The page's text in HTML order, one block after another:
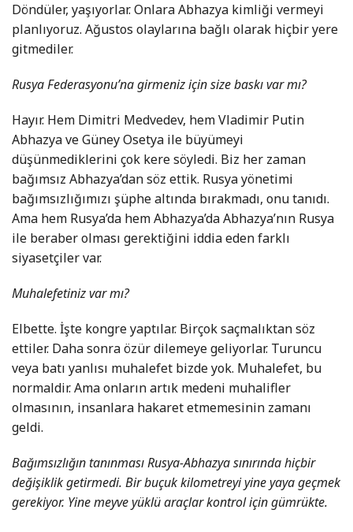
Döndüler, yaşıyorlar. Onlara Abhazya kimliği vermeyi
planlıyoruz. Ağustos olaylarına bağlı olarak hiçbir yere
gitmediler.
Rusya Federasyonu’na girmeniz için size baskı var mı?
Hayır. Hem Dimitri Medvedev, hem Vladimir Putin
Abhazya ve Güney Osetya ile büyümeyi
düşünmediklerini çok kere söyledi. Biz her zaman
bağımsız Abhazya’dan söz ettik. Rusya yönetimi
bağımsızlığımızı şüphe altında bırakmadı, onu tanıdı.
Ama hem Rusya’da hem Abhazya’da Abhazya’nın Rusya
ile beraber olması gerektiğini iddia eden farklı
siyasetçiler var.
Muhalefetiniz var mı?
Elbette. İşte kongre yaptılar. Birçok saçmalıktan söz
ettiler. Daha sonra özür dilemeye geliyorlar. Turuncu
veya batı yanlısı muhalefet bizde yok. Muhalefet, bu
normaldir. Ama onların artık medeni muhalifler
olmasının, insanlara hakaret etmemesinin zamanı
geldi.
Bağımsızlığın tanınması Rusya-Abhazya sınırında hiçbir
değişiklik getirmedi. Bir buçuk kilometreyi yine yaya geçmek
gerekiyor. Yine meyve yüklü araçlar kontrol için gümrükte.